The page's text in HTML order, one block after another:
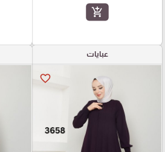
add_shopping_cart
عبايات
favorite_border